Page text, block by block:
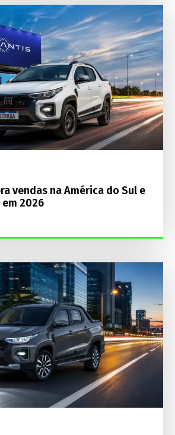
vendas na América do Sul e
2026